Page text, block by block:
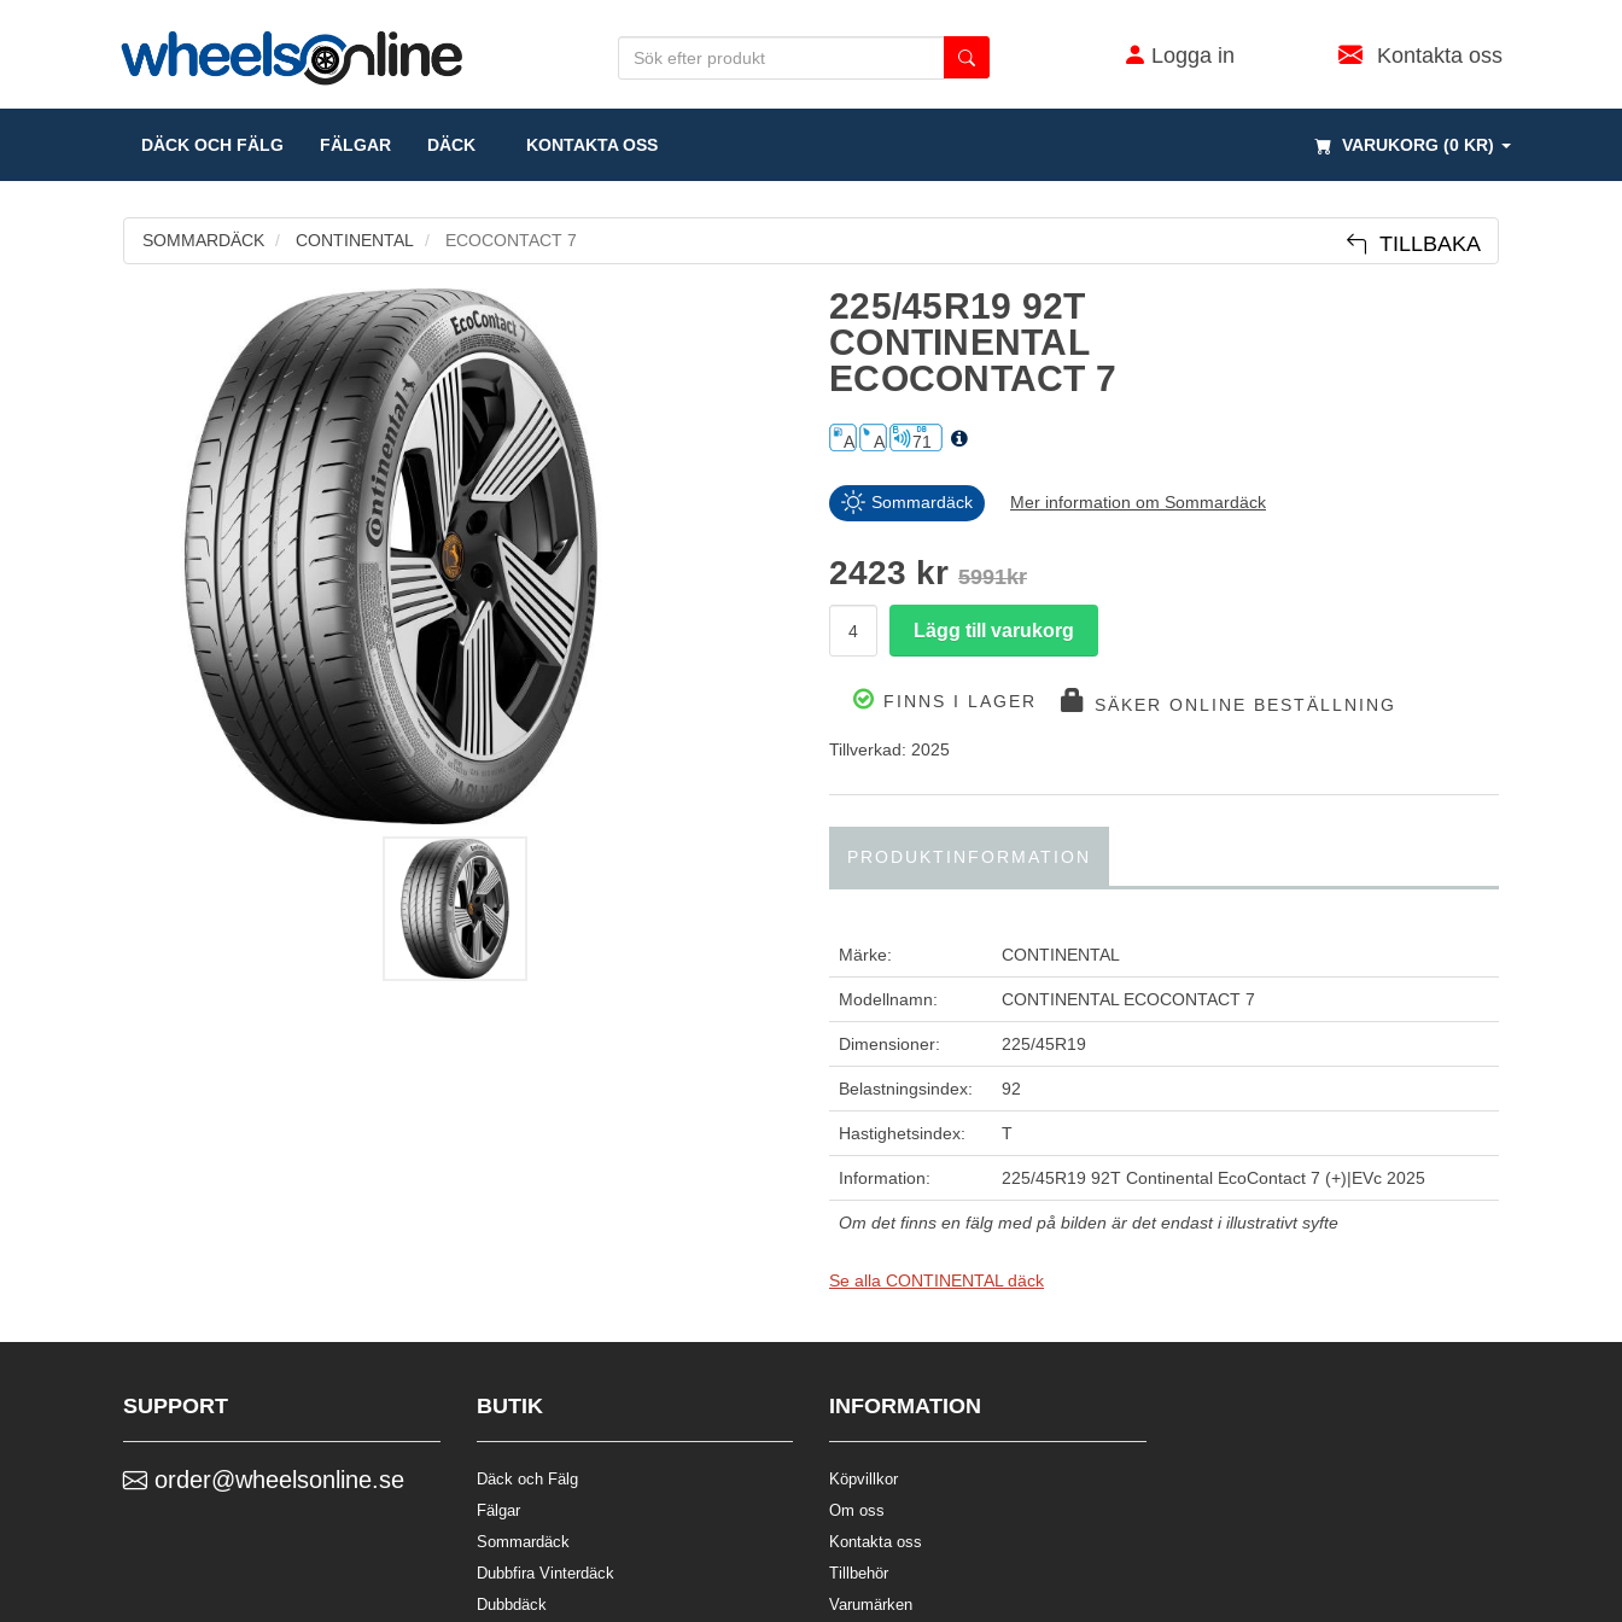
Logga in Kontakta oss
VARUKORG (0 KR)
DÄCK OCH FÄLG FÄLGAR DÄCK KONTAKTA OSS
SOMMARDÄCK CONTINENTAL ECOCONTACT 7 TILLBAKA
225/45R19 92T
CONTINENTAL
ECOCONTACT 7
A A 71
Sommardäck Mer information om Sommardäck
2423 kr 5991kr
FINNS I LAGER SÄKER ONLINE BESTÄLLNING
Tillverkad: 2025
PRODUKTINFORMATION
Märke: CONTINENTAL
Modellnamn: CONTINENTAL ECOCONTACT 7
Dimensioner: 225/45R19
Belastningsindex: 92
Hastighetsindex: T
Information: 225/45R19 92T Continental EcoContact 7 (+)|EVc 2025
Om det finns en fälg med på bilden är det endast i illustrativt syfte
Se alla CONTINENTAL däck
SUPPORT
order@wheelsonline.se
BUTIK
Däck och Fälg
Fälgar
Sommardäck
Dubbfira Vinterdäck
Dubbdäck
INFORMATION
Köpvillkor
Om oss
Kontakta oss
Tillbehör
Varumärken